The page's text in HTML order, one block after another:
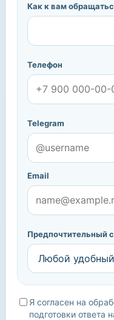
Как к вам
Телефон
Telegram
Email
Предпочтительный
Я согласен на
подготовки ответа